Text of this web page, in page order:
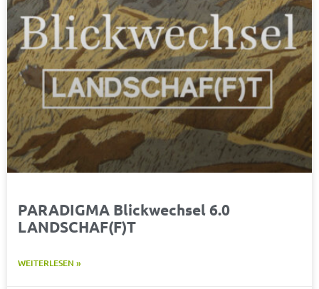
PARADIGMA Blickwechsel 6.0
LANDSCHAF(F)T
WEITERLESEN »